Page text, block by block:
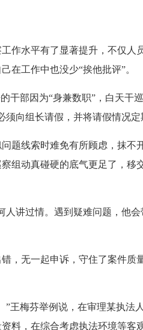
水平有了显著提升，不仅人
在工作中也没少“挨他批评”。
部因为“身兼数职”，白天干
向组长请假，并将请假情况
线索时难免有所顾虑，抹不
组动真碰硬的底气更足了，移
过情。遇到疑难问题，他会
无一起申诉，守住了案件质
梅芬举例说，在审理某执法
料，在综合考虑执法环境等客